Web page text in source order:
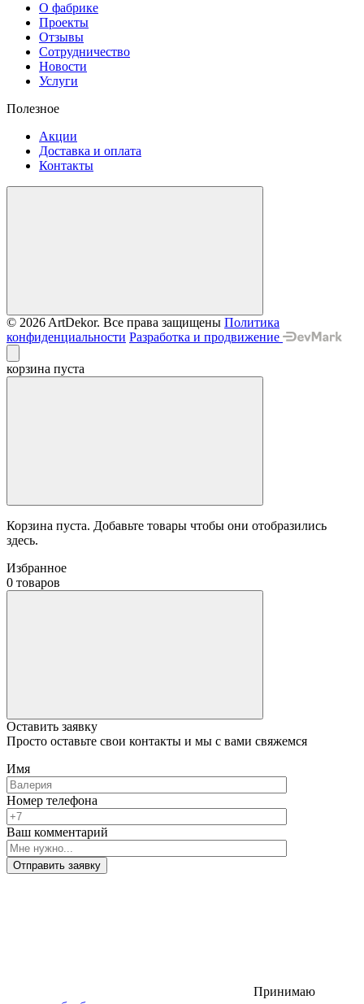
О фабрике
Проекты
Отзывы
Сотрудничество
Новости
Услуги
Полезное
Акции
Доставка и оплата
Контакты
© 2026 ArtDekor. Все права защищены Политика
конфиденциальности Разработка и продвижение
корзина пуста
Корзина пуста. Добавьте товары чтобы они отобразились
здесь.
Избранное
0 товаров
Оставить заявку
Просто оставьте свои контакты и мы с вами свяжемся
Имя
Номер телефона
Ваш комментарий
Отправить заявку
Принимаю